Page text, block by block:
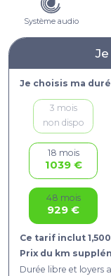
Système audio
Je choisis ma
3 mois
non dispo
18 mois
1039 €
48 mois
929 €
Ce tarif inclut
Prix du km
Durée libre et loyers